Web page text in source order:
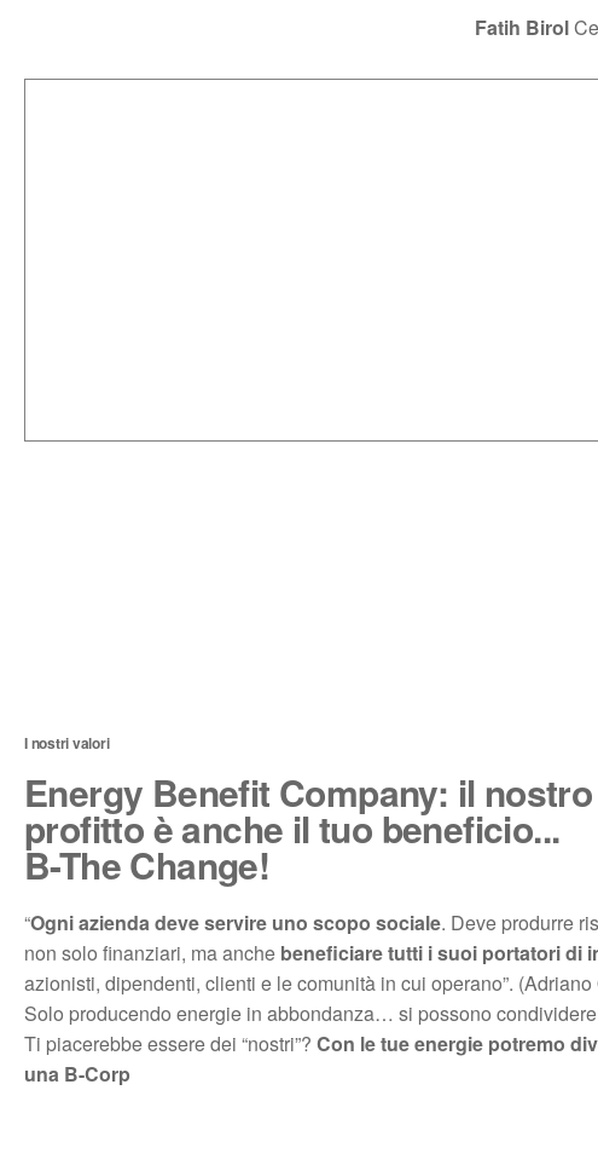
Fatih Birol
I nostri valori
Energy Benefit Company: il nostro
profitto è anche il tuo beneficio...
B-The Change!
“Ogni azienda deve servire uno scopo sociale. Deve produrre
non solo finanziari, ma anche beneficiare tutti i suoi portatori di
azionisti, dipendenti, clienti e le comunità in cui operano”. (Adriano
Solo producendo energie in abbondanza… si possono
Ti piacerebbe essere dei “nostri”? Con le tue energie potremo
una B-Corp